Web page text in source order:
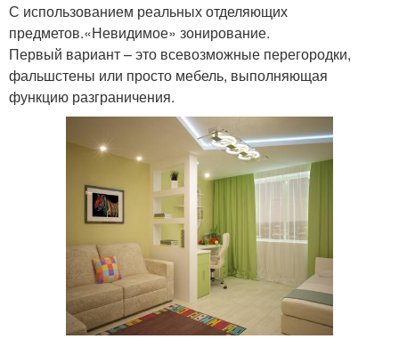
С использованием реальных отделяющих
предметов.«Невидимое» зонирование.
Первый вариант – это всевозможные перегородки,
фальшстены или просто мебель, выполняющая
функцию разграничения.